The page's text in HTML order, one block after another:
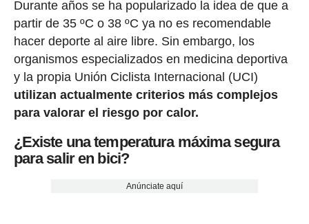
Durante años se ha popularizado la idea de que a
partir de 35 ºC o 38 ºC ya no es recomendable
hacer deporte al aire libre. Sin embargo, los
organismos especializados en medicina deportiva
y la propia Unión Ciclista Internacional (UCI)
utilizan actualmente criterios más complejos
para valorar el riesgo por calor.
¿Existe una temperatura máxima segura
para salir en bici?
Anúnciate aquí